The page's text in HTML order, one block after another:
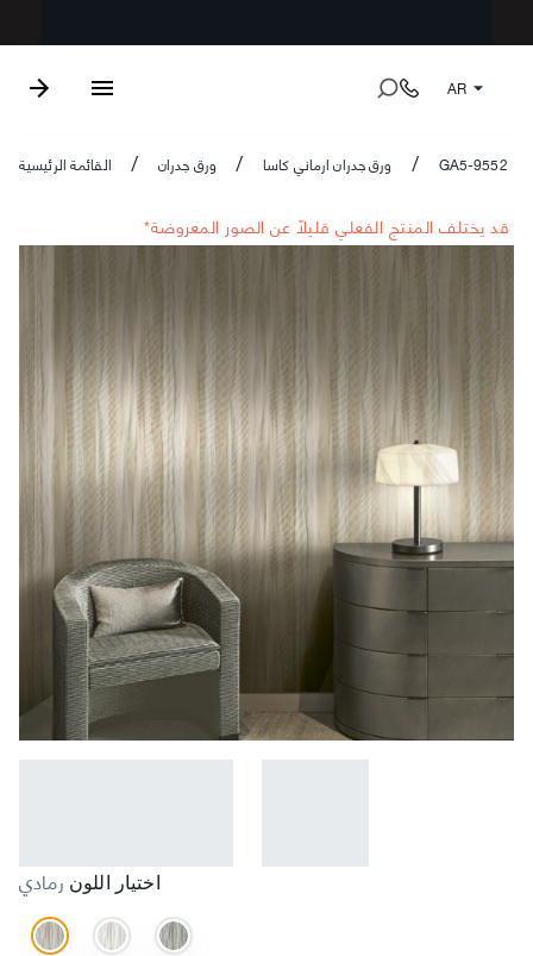
AR
القائمة الرئيسية / ورق جدران / ورق جدران ارماني كاسا / GA5-9552
*قد يختلف المنتج الفعلي قليلاً عن الصور المعروضة
اختيار اللون رمادي